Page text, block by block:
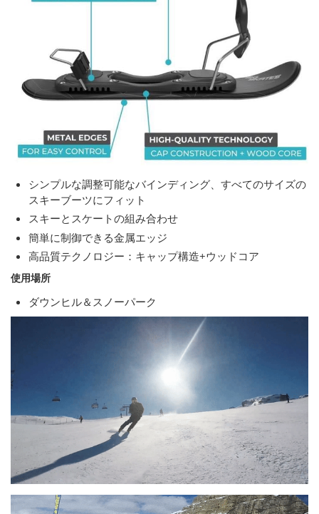
シンプルな調整可能なバインディング、すべてのサイズの
スキーブーツにフィット
スキーとスケートの組み合わせ
簡単に制御できる金属エッジ
高品質テクノロジー：キャップ構造+ウッドコア
使用場所
ダウンヒル＆スノーパーク